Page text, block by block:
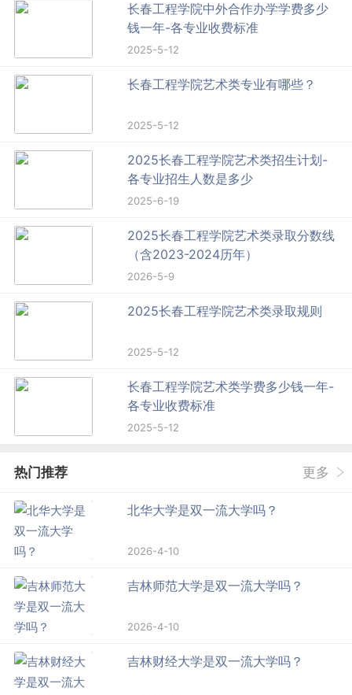
长春工程学院中外合作办学学费多少
钱一年-各专业收费标准
2025-5-12
长春工程学院艺术类专业有哪些？
2025-5-12
2025长春工程学院艺术类招生计划-
各专业招生人数是多少
2025-6-19
2025长春工程学院艺术类录取分数线
（含2023-2024历年）
2026-5-9
2025长春工程学院艺术类录取规则
2025-5-12
长春工程学院艺术类学费多少钱一年-
各专业收费标准
2025-5-12
热门推荐 更多
北华大学是双一流大学吗？
2026-4-10
吉林师范大学是双一流大学吗？
2026-4-10
吉林财经大学是双一流大学吗？